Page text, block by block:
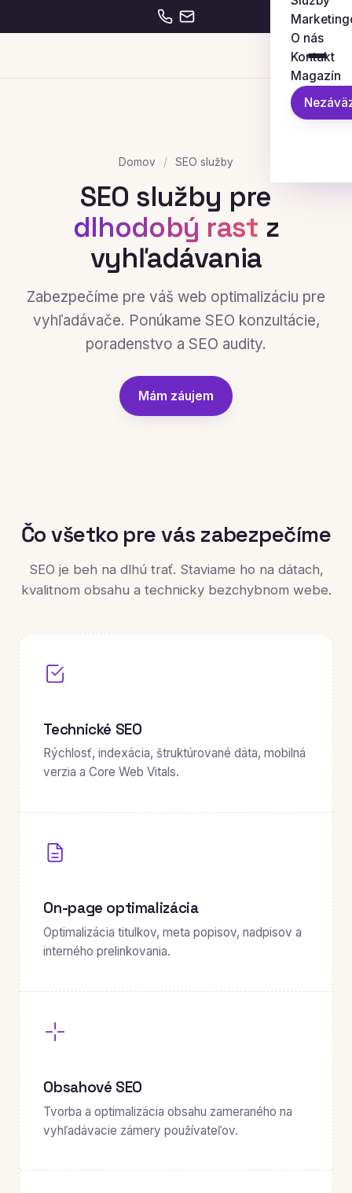
O nás
Kontakt
Magazín
Domov / SEO služby
SEO služby pre
dlhodobý rast z
vyhľadávania
Zabezpečíme pre váš web optimalizáciu pre
vyhľadávače. Ponúkame SEO konzultácie,
poradenstvo a SEO audity.
Mám záujem
Čo všetko pre vás zabezpečíme
SEO je beh na dlhú trať. Staviame ho na dátach,
kvalitnom obsahu a technicky bezchybnom webe.
Technické SEO
Rýchlosť, indexácia, štruktúrované dáta, mobilná
verzia a Core Web Vitals.
On-page optimalizácia
Optimalizácia titulkov, meta popisov, nadpisov a
interného prelinkovania.
Obsahové SEO
Tvorba a optimalizácia obsahu zameraného na
vyhľadávacie zámery používateľov.